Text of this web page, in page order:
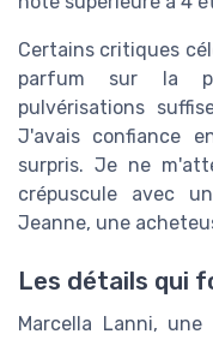
Certains critiques
parfum sur la
pulvérisations
J'avais confiance
surpris. Je ne
crépuscule avec
Jeanne, une
Les détails qui
Marcella Lanni,